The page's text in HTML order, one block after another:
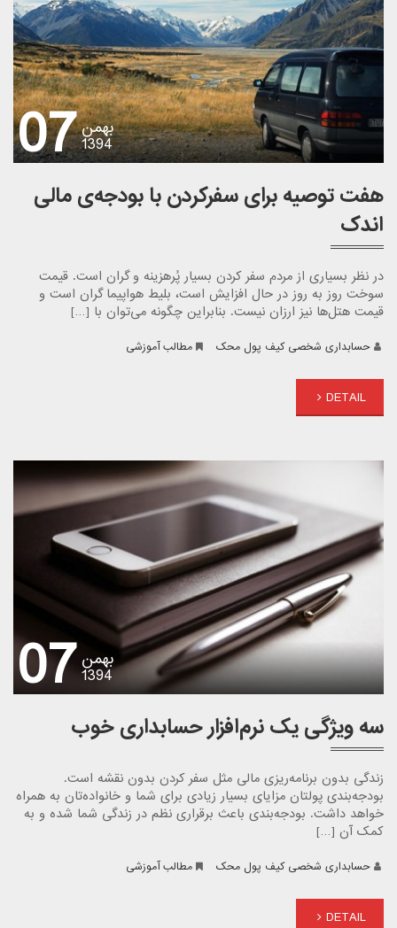
07بهمن
1394
هفت توصیه برای سفرکردن با بودجه‌ی مالی
اندک
در نظر بسیاری از مردم سفر کردن بسیار پُرهزینه و گران است. قیمت
سوخت روز به روز در حال افزایش است، بلیط هواپیما گران‌ است و
قیمت هتل‌ها نیز ارزان نیست. بنابراین چگونه می‌توان با […]
حسابداری شخصی کیف پول محک مطالب آموزشی
DETAIL
07 بهمن
1394
سه ویژگی یک نرم‌افزار حسابداری خوب
زندگی بدون برنامه‌ریزی مالی مثل سفر کردن بدون نقشه است.
بودجه‌بندی پولتان مزایای بسیار زیادی برای شما و خانواده‌تان به همراه
خواهد داشت. بودجه‌بندی باعث برقراری نظم در زندگی شما شده و به
کمک آن […]
حسابداری شخصی کیف پول محک مطالب آموزشی
DETAIL